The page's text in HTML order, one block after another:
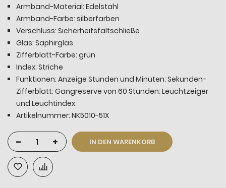
Armband-Material: Edelstahl
Armband-Farbe: silberfarben
Verschluss: Sicherheitsfaltschließe
Glas: Saphirglas
Zifferblatt-Farbe: grün
Index: Striche
Funktionen: Anzeige Stunden und Minuten; Sekunden-
Zifferblatt; Gangreserve von 60 Stunden; Leuchtzeiger
und Leuchtindex
Artikelnummer: NK5010-51X
- + IN DEN WARENKORB